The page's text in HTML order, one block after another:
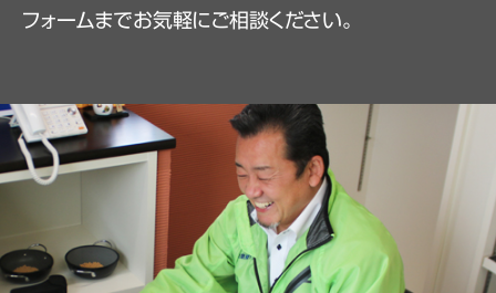
フォームまでお気軽にご相談ください。